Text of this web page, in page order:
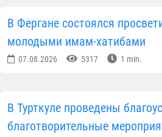
В Фергане состоялся
молодыми имам-хатибами
07.08.2026 5317 1 min.
В Турткуле проведены
благотворительные